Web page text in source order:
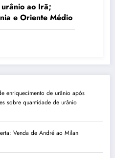
ao Irã;
e Oriente Médio
enriquecimento de urânio após
sobre quantidade de urânio
Venda de André ao Milan